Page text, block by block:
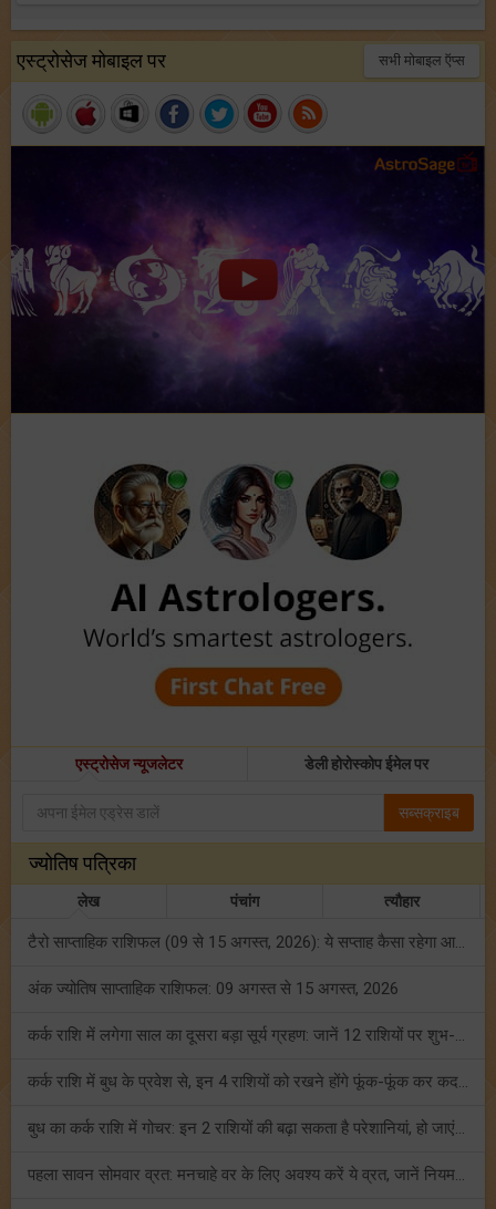
एस्ट्रोसेज मोबाइल पर सभी मोबाइल ऍप्स
एस्ट्रोसेज न्यूजलेटर डेली होरोस्कोप ईमेल पर
सब्सक्राइब
ज्योतिष पत्रिका
लेख पंचांग त्यौहार
टैरो साप्ताहिक राशिफल (09 से 15 अगस्त, 2026): ये सप्ताह कैसा रहेगा आपके लिए? जानें!
अंक ज्योतिष साप्ताहिक राशिफल: 09 अगस्त से 15 अगस्त, 2026
कर्क राशि में लगेगा साल का दूसरा बड़ा सूर्य ग्रहण: जानें 12 राशियों पर शुभ-अशुभ प्रभाव!
कर्क राशि में बुध के प्रवेश से, इन 4 राशियों को रखने होंगे फूंक-फूंक कर कदम!
बुध का कर्क राशि में गोचर: इन 2 राशियों की बढ़ा सकता है परेशानियां, हो जाएं सावधान!
पहला सावन सोमवार व्रत: मनचाहे वर के लिए अवश्य करें ये व्रत, जानें नियम एवं पूजा विधि!